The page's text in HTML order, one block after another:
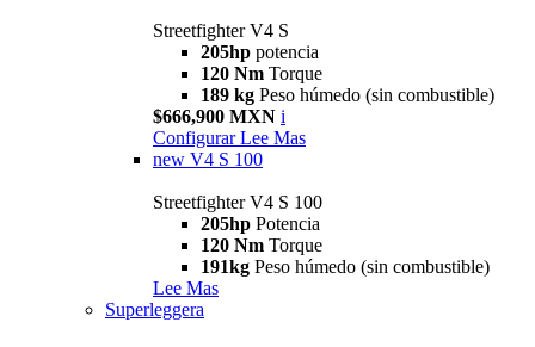
Streetfighter V4 S
205hp potencia
120 Nm Torque
189 kg Peso húmedo (sin combustible)
$666,900 MXN i
Configurar Lee Mas
new V4 S 100
Streetfighter V4 S 100
205hp Potencia
120 Nm Torque
191kg Peso húmedo (sin combustible)
Lee Mas
Superleggera